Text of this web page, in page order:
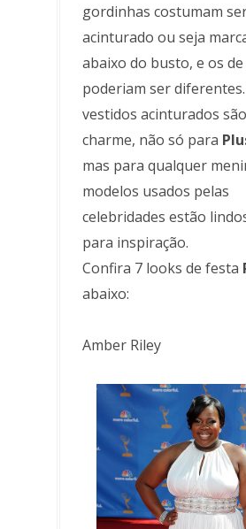
gordinhas costumam
acinturado ou seja
abaixo do busto, e os
poderiam ser
vestidos acinturados
charme, não só para
mas para qualquer
modelos usados pelas
celebridades estão
para inspiração.
Confira 7 looks de festa
abaixo:
Amber Riley